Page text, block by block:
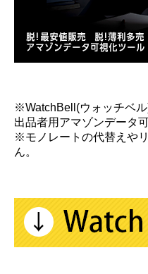
※WatchBell(ウォッチベ
出品者用アマゾンデータ
※モノレートの代替えや
ん。